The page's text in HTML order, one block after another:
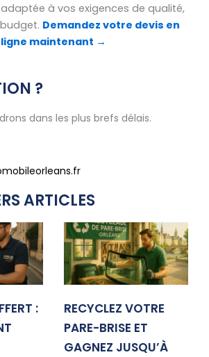
à vos exigences de qualité,
Demandez votre devis en
ligne maintenant →
?
dans les plus brefs délais.
ARTICLES
:
RECYCLEZ VOTRE
PARE-BRISE ET
GAGNEZ JUSQU’À